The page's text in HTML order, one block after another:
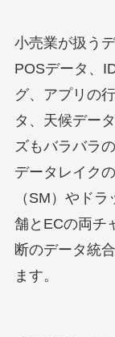
小売業が扱う
POSデータ、
グ、アプリの
タ、天候デー
ズもバラバラ
データレイク
（SM）やド
舗とECの両チ
断のデータ統
ます。